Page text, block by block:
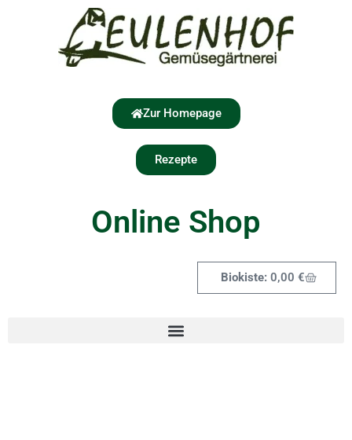
Zur Homepage
Rezepte
Online Shop
0,00 €